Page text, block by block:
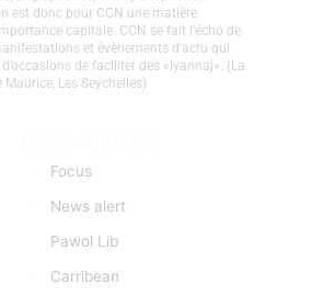
indocréoles, francophones,
est donc pour CCN une matière
et évènements d'actu qui
Les Seychelles)